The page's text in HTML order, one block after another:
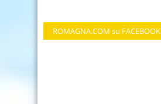
ROMAGNA.COM su FACEBOOK